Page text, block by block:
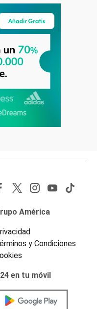
América
y Condiciones
en tu móvil